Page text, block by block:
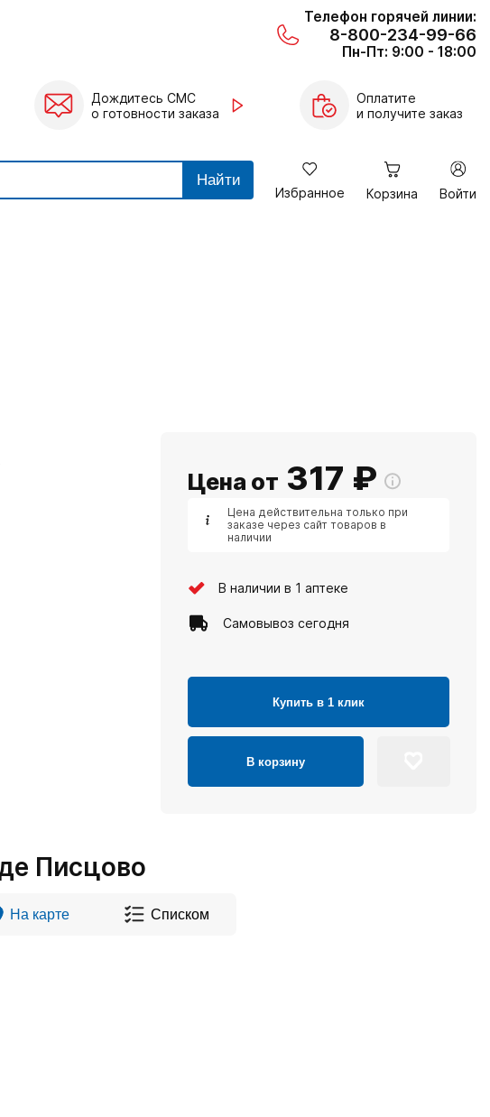
Телефон горячей линии:
8-800-234-99-66
Пн-Пт: 9:00 - 18:00
Дождитесь СМС
о готовности заказа
Оплатите
и получите заказ
Найти
Избранное Корзина Войти
Цена от 317 ₽
Цена действительна только при
заказе через сайт товаров в
наличии
В наличии в 1 аптеке
Самовывоз сегодня
Купить в 1 клик
В корзину
Писцово
На карте Списком